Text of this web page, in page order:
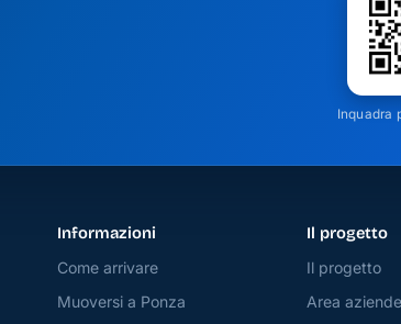
Inquadra
Informazioni
Come arrivare
Muoversi a Ponza
Il progetto
Il progetto
Area aziende